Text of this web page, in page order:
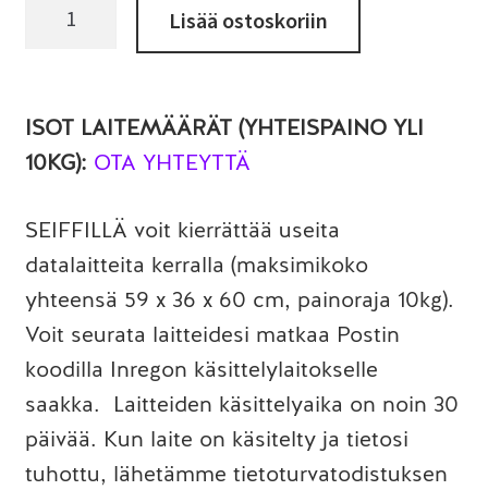
Lisää ostoskoriin
ISOT LAITEMÄÄRÄT (YHTEISPAINO YLI
10KG): OTA YHTEYTTÄ
SEIFFILLÄ voit kierrättää useita
datalaitteita kerralla (maksimikoko
yhteensä 59 x 36 x 60 cm, painoraja 10kg).
Voit seurata laitteidesi matkaa Postin
koodilla Inregon käsittelylaitokselle
saakka. Laitteiden käsittelyaika on noin 30
päivää. Kun laite on käsitelty ja tietosi
tuhottu, lähetämme tietoturvatodistuksen